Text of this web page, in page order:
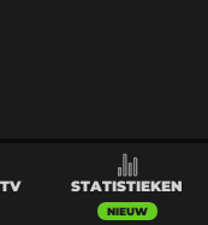
STATISTIEKEN
NIEUW